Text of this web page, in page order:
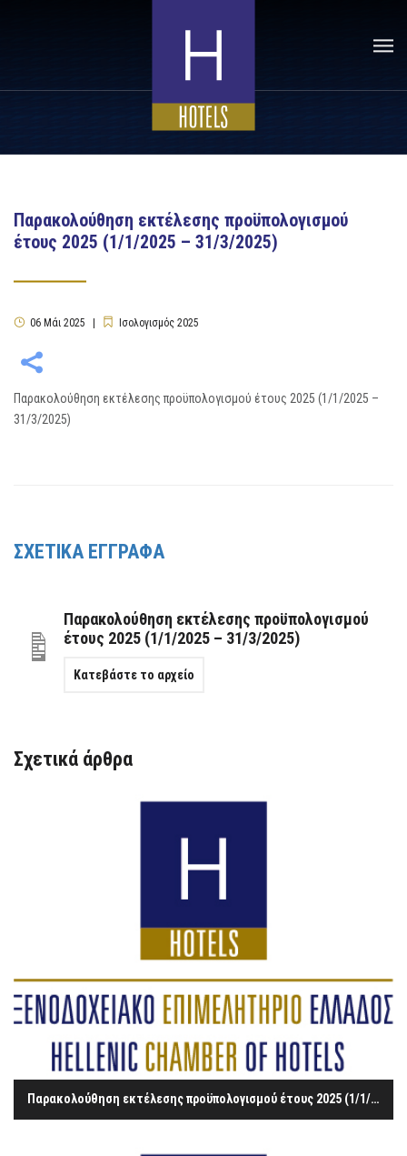
Παρακολούθηση εκτέλεσης προϋπολογισμού
έτους 2025 (1/1/2025 – 31/3/2025)
06 Μάι 2025 Ισολογισμός 2025
Παρακολούθηση εκτέλεσης προϋπολογισμού έτους 2025 (1/1/2025 –
31/3/2025)
ΣΧΕΤΙΚΑ ΕΓΓΡΑΦΑ
Παρακολούθηση εκτέλεσης προϋπολογισμού
έτους 2025 (1/1/2025 – 31/3/2025)
Κατεβάστε το αρχείο
Σχετικά άρθρα
Παρακολούθηση εκτέλεσης προϋπολογισμού έτους 2025 (1/1/2025 – 31/12/2025) - Με διαγραφή